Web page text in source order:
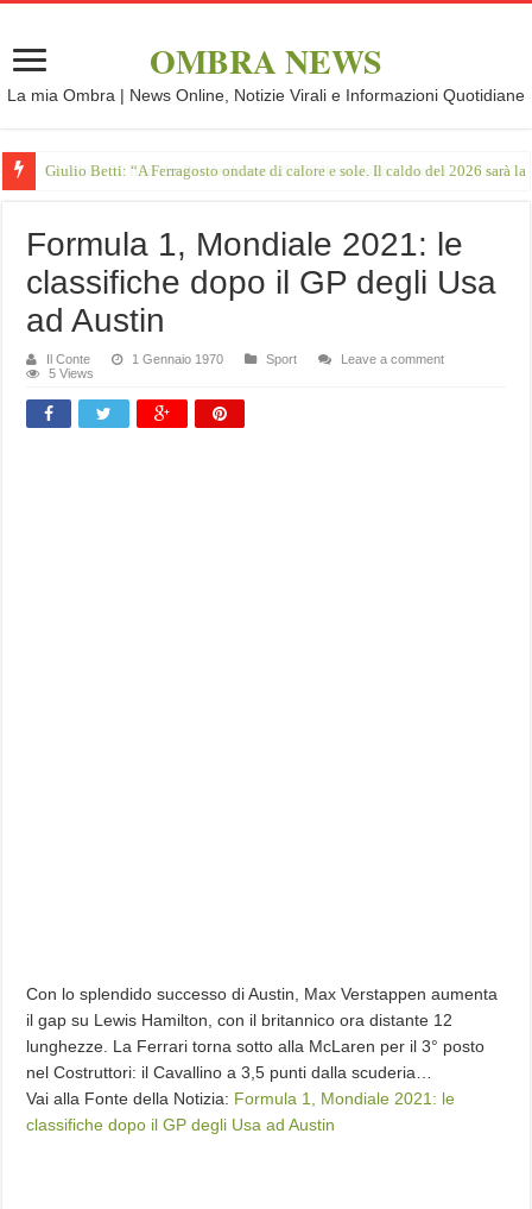
OMBRA NEWS
La mia Ombra | News Online, Notizie Virali e Informazioni Quotidiane
Giulio Betti: “A Ferragosto ondate di calore e sole. Il caldo del 2026 sarà
Formula 1, Mondiale 2021: le
classifiche dopo il GP degli Usa
ad Austin
Il Conte 1 Gennaio 1970 Sport
Leave a comment
5 Views
Con lo splendido successo di Austin, Max Verstappen aumenta
il gap su Lewis Hamilton, con il britannico ora distante 12
lunghezze. La Ferrari torna sotto alla McLaren per il 3° posto
nel Costruttori: il Cavallino a 3,5 punti dalla scuderia…
Vai alla Fonte della Notizia: Formula 1, Mondiale 2021: le
classifiche dopo il GP degli Usa ad Austin